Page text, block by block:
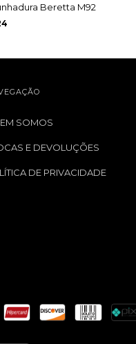
Beretta M92
SOMOS
E DEVOLUÇÕES
DE PRIVACIDADE